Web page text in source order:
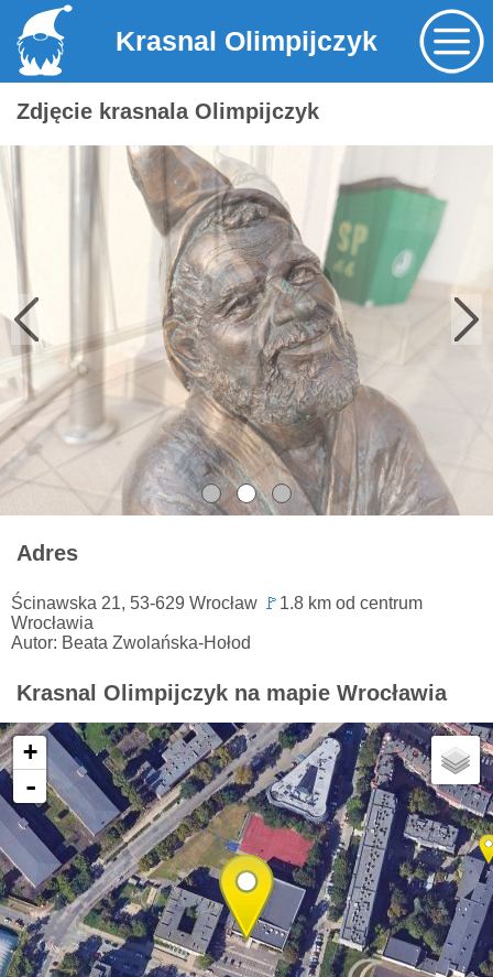
Krasnal Olimpijczyk
Zdjęcie krasnala Olimpijczyk
Adres
Ścinawska 21, 53-629 Wrocław 🚩 1.8 km od centrum
Wrocławia
Autor: Beata Zwolańska-Hołod
Krasnal Olimpijczyk na mapie Wrocławia
+
-